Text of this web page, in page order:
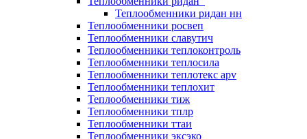
Теплообменники ридан нн
Теплообменники росвеп
Теплообменники славутич
Теплообменники теплоконтроль
Теплообменники теплосила
Теплообменники теплотекс apv
Теплообменники теплохит
Теплообменники тиж
Теплообменники тплр
Теплообменники ттаи
Теплообменники эксэко